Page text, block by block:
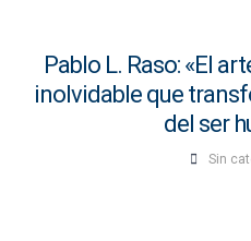
Pablo L. Raso: «El
inolvidable que
del ser
Sin